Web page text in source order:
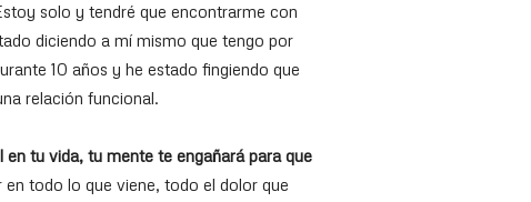
solo y tendré que encontrarme con
diciendo a mí mismo que tengo por
10 años y he estado fingiendo que
relación funcional.
tu vida, tu mente te engañará para que
en todo lo que viene, todo el dolor que